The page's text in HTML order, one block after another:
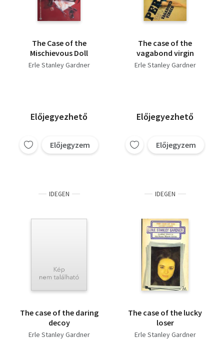
The Case of the
Mischievous Doll
Erle Stanley Gardner
Előjegyezhető
Előjegyzem
The case of the
vagabond virgin
Erle Stanley Gardner
Előjegyezhető
Előjegyzem
IDEGEN
The case of the daring
decoy
Erle Stanley Gardner
IDEGEN
The case of the lucky
loser
Erle Stanley Gardner